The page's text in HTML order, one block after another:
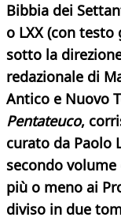
Bibbia dei
o LXX (con
sotto la
redazionale di
Antico e Nuovo
Pentateuco,
curato da Paolo
secondo volume
più o meno ai
diviso in due